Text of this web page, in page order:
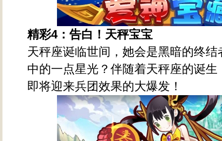
精彩4：告白！天秤宝宝
天秤座诞临世间，她会是黑暗的终结
中的一点星光？伴随着天秤座的诞生
即将迎来兵团效果的大爆发！